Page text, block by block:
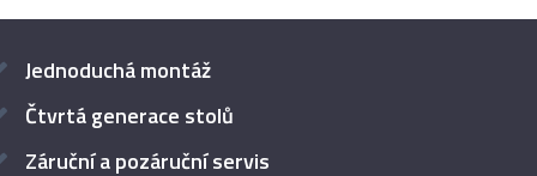
Jednoduchá montáž
Čtvrtá generace stolů
Záruční a pozáruční servis